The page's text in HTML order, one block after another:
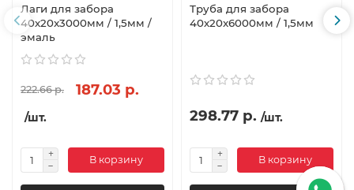
Лаги для забора
40х20x3000мм / 1,5мм /
эмаль
222.66 р. 187.03 р.
/шт.
В корзину
Труба для забора
40х20x6000мм / 1,5мм
298.77 р. /шт.
В корзину